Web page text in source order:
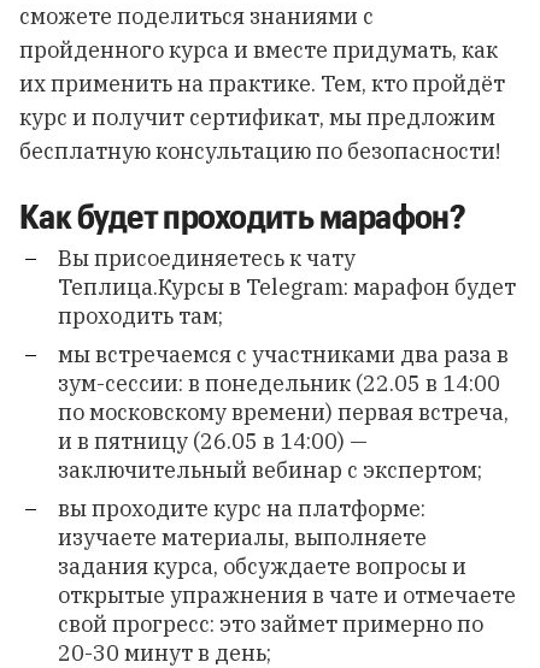
сможете поделиться знаниями с
пройденного курса и вместе придумать, как
их применить на практике. Тем, кто пройдёт
курс и получит сертификат, мы предложим
бесплатную консультацию по безопасности!
Как будет проходить марафон?
Вы присоединяетесь к чату
Теплица.Курсы в Telegram: марафон будет
проходить там;
мы встречаемся с участниками два раза в
зум-сессии: в понедельник (22.05 в 14:00
по московскому времени) первая встреча,
и в пятницу (26.05 в 14:00) —
заключительный вебинар с экспертом;
вы проходите курс на платформе:
изучаете материалы, выполняете
задания курса, обсуждаете вопросы и
открытые упражнения в чате и отмечаете
свой прогресс: это займет примерно по
20-30 минут в день;